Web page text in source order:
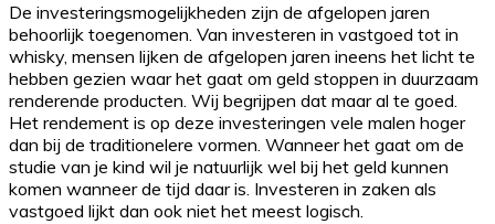
De investeringsmogelijkheden zijn de afgelopen jaren
behoorlijk toegenomen. Van investeren in vastgoed tot in
whisky, mensen lijken de afgelopen jaren ineens het licht te
hebben gezien waar het gaat om geld stoppen in duurzaam
renderende producten. Wij begrijpen dat maar al te goed.
Het rendement is op deze investeringen vele malen hoger
dan bij de traditionelere vormen. Wanneer het gaat om de
studie van je kind wil je natuurlijk wel bij het geld kunnen
komen wanneer de tijd daar is. Investeren in zaken als
vastgoed lijkt dan ook niet het meest logisch.